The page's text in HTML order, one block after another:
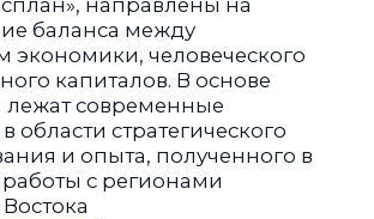
баланса между
экономики, человеческого
капиталов. В основе
лежат современные
области стратегического
и опыта, полученного в
с регионами